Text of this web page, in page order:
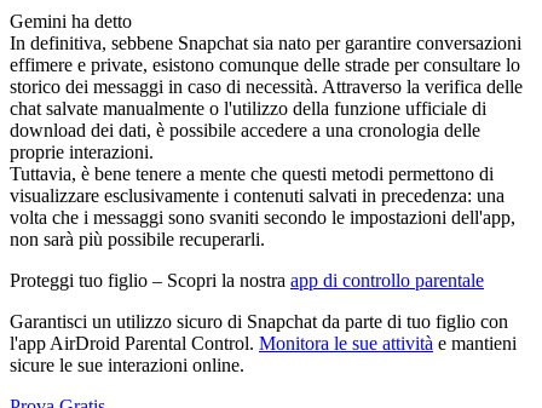
Gemini ha detto
In definitiva, sebbene Snapchat sia nato per garantire conversazioni
effimere e private, esistono comunque delle strade per consultare lo
storico dei messaggi in caso di necessità. Attraverso la verifica delle
chat salvate manualmente o l'utilizzo della funzione ufficiale di
download dei dati, è possibile accedere a una cronologia delle
proprie interazioni.
Tuttavia, è bene tenere a mente che questi metodi permettono di
visualizzare esclusivamente i contenuti salvati in precedenza: una
volta che i messaggi sono svaniti secondo le impostazioni dell'app,
non sarà più possibile recuperarli.
Proteggi tuo figlio – Scopri la nostra app di controllo parentale
Garantisci un utilizzo sicuro di Snapchat da parte di tuo figlio con
l'app AirDroid Parental Control. Monitora le sue attività e mantieni
sicure le sue interazioni online.